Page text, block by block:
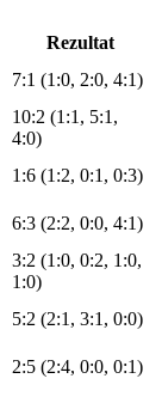
Rezultat
7:1 (1:0, 2:0, 4:1)
10:2 (1:1, 5:1,
4:0)
1:6 (1:2, 0:1, 0:3)
6:3 (2:2, 0:0, 4:1)
3:2 (1:0, 0:2, 1:0,
1:0)
5:2 (2:1, 3:1, 0:0)
2:5 (2:4, 0:0, 0:1)